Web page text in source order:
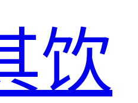
饮